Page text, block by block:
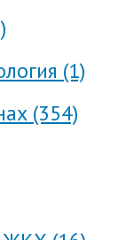
(1)
(354)